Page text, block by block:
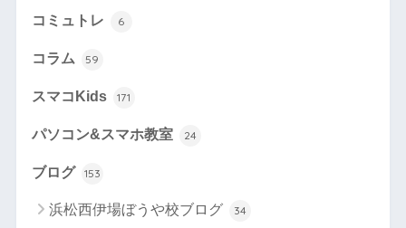
コミュトレ 6
コラム 59
スマコKids 171
パソコン&スマホ教室 24
ブログ 153
浜松西伊場ぼうや校ブログ 34